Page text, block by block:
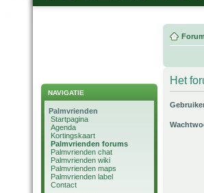
NAVIGATIE
Palmvrienden
Startpagina
Agenda
Kortingskaart
Palmvrienden forums
Palmvrienden chat
Palmvrienden wiki
Palmvrienden maps
Palmvrienden label
Contact
Het